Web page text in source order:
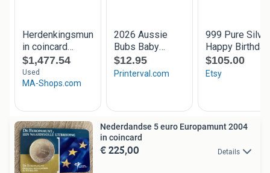
Nederdandse 5 euro Europamunt 2004
in coincard
€ 225,00 Details